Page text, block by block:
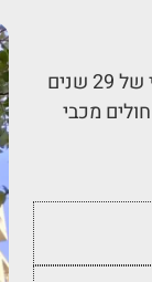
שמי רקפת לוי, בעלת תואר ראשון בריפוי בעיסוק מאוניברסיטת תל אביב. בעלת ניסיון מקצועי של 29 שנים
מכבי